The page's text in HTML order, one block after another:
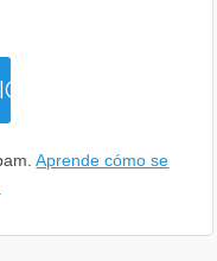
Aprende cómo se